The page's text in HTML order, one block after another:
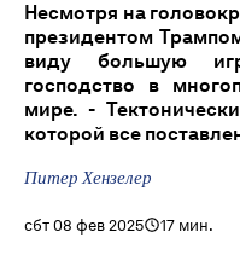
Несмотря на
президентом
виду большую
господство в
мире. -
которой все
Питер Хензелер
сбт 08 фев 2025 17 мин.